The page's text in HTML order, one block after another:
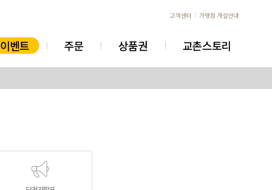
고객센터
가맹점 개설안내
이벤트 주문 상품권 교촌스토리